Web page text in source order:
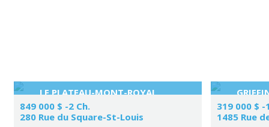
LE PLATEAU-MONT-ROYAL
849 000 $ -2 Ch.
280 Rue du Square-St-Louis
319 000 $ -
1485 Rue